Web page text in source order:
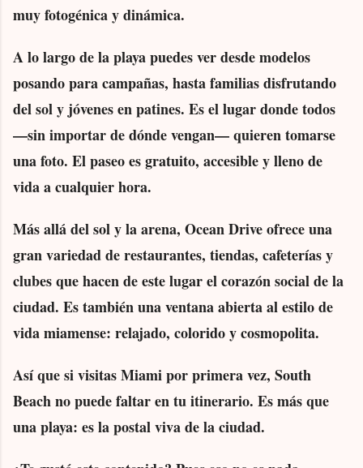
muy fotogénica y dinámica.
A lo largo de la playa puedes ver desde modelos
posando para campañas, hasta familias disfrutando
del sol y jóvenes en patines. Es el lugar donde todos
—sin importar de dónde vengan— quieren tomarse
una foto. El paseo es gratuito, accesible y lleno de
vida a cualquier hora.
Más allá del sol y la arena, Ocean Drive ofrece una
gran variedad de restaurantes, tiendas, cafeterías y
clubes que hacen de este lugar el corazón social de la
ciudad. Es también una ventana abierta al estilo de
vida miamense: relajado, colorido y cosmopolita.
Así que si visitas Miami por primera vez, South
Beach no puede faltar en tu itinerario. Es más que
una playa: esla postal viva de la ciudad.